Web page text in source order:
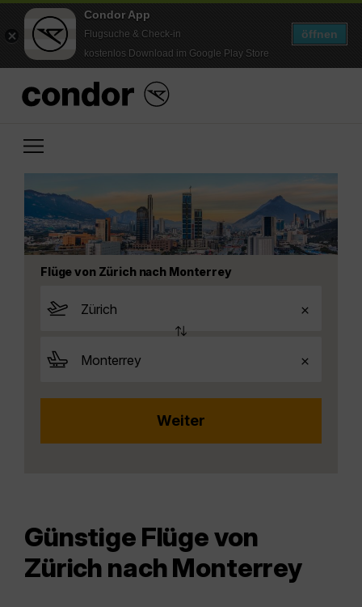
Condor App
Flugsuche & Check-in
kostenlos Download im Google Play Store
öffnen
Flüge von Zürich nach Monterrey
Günstige Flüge von
Zürich nach Monterrey